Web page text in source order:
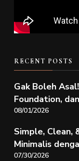
RECENT POSTS
Gak Boleh
Foundation,
08/01/2026
Simple, Clean,
Minimalis
07/30/2026